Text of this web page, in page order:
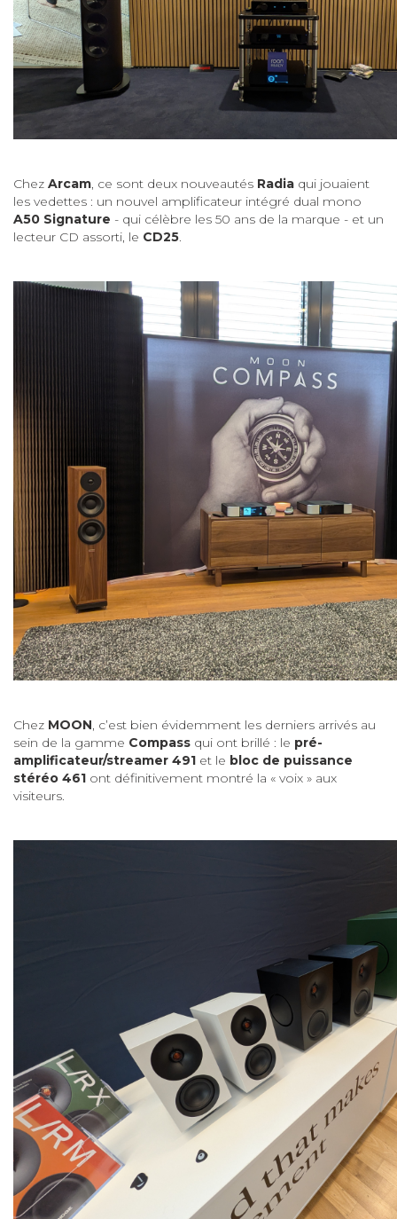
Chez Arcam, ce sont deux nouveautés Radia qui jouaient
les vedettes : un nouvel amplificateur intégré dual mono
A50 Signature - qui célèbre les 50 ans de la marque - et un
lecteur CD assorti, le CD25.
Chez MOON, c’est bien évidemment les derniers arrivés au
sein de la gamme Compass qui ont brillé : le pré-
amplificateur/streamer 491 et le bloc de puissance
stéréo 461 ont définitivement montré la « voix » aux
visiteurs.